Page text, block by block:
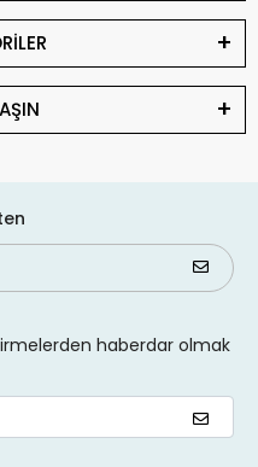
haberdar olmak